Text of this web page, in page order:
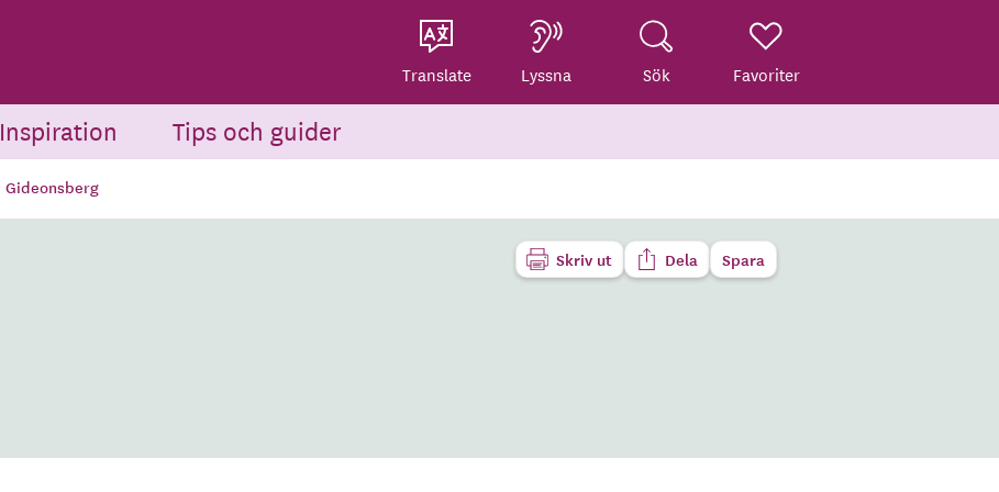
Translate Lyssna Sök Favoriter
Inspiration Tips och guider
Gideonsberg
Skriv ut Dela Spara